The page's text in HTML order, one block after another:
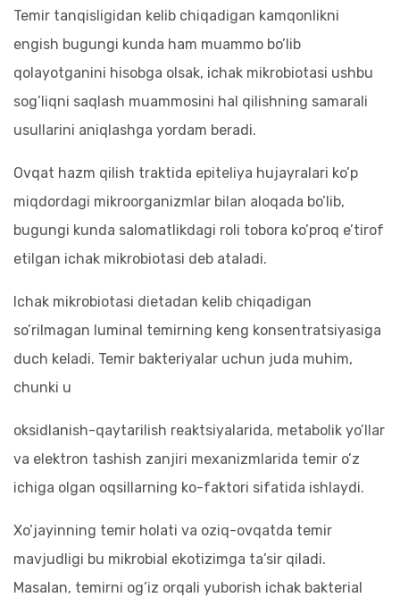
Temir tanqisligidan kelib chiqadigan kamqonlikni
engish bugungi kunda ham muammo bo’lib
qolayotganini hisobga olsak, ichak mikrobiotasi ushbu
sog’liqni saqlash muammosini hal qilishning samarali
usullarini aniqlashga yordam beradi.
Ovqat hazm qilish traktida epiteliya hujayralari ko’p
miqdordagi mikroorganizmlar bilan aloqada bo’lib,
bugungi kunda salomatlikdagi roli tobora ko’proq e’tirof
etilgan ichak mikrobiotasi deb ataladi.
Ichak mikrobiotasi dietadan kelib chiqadigan
so’rilmagan luminal temirning keng konsentratsiyasiga
duch keladi. Temir bakteriyalar uchun juda muhim,
chunki u
oksidlanish-qaytarilish reaktsiyalarida, metabolik yo’llar
va elektron tashish zanjiri mexanizmlarida temir o’z
ichiga olgan oqsillarning ko-faktori sifatida ishlaydi.
Xo’jayinning temir holati va oziq-ovqatda temir
mavjudligi bu mikrobial ekotizimga ta’sir qiladi.
Masalan, temirni og’iz orqali yuborish ichak bakterial